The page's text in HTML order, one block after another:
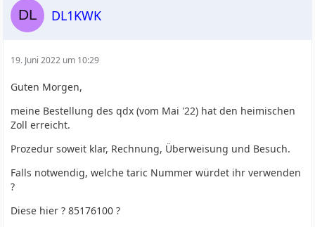
DL1KWK
19. Juni 2022 um 10:29
Guten Morgen,
meine Bestellung des qdx (vom Mai '22) hat den heimischen
Zoll erreicht.
Prozedur soweit klar, Rechnung, Überweisung und Besuch.
Falls notwendig, welche taric Nummer würdet ihr verwenden
?
Diese hier ? 85176100 ?